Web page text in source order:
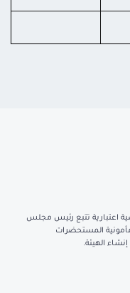
اعتبارية تتبع رئيس مجلس
المستحضرات
الهيئة.